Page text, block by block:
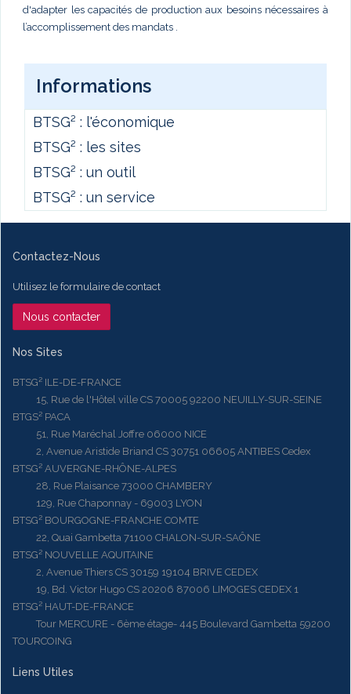
d'adapter les capacités de production aux besoins nécessaires à
l’accomplissement des mandats .
Informations
BTSG² : l'économique
BTSG² : les sites
BTSG² : un outil
BTSG² : un service
Contactez-Nous
Utilisez le formulaire de contact
Nous contacter
Nos Sites
BTSG² ILE-DE-FRANCE
15, Rue de l'Hôtel ville CS 70005 92200 NEUILLY-SUR-SEINE
BTGS² PACA
51, Rue Maréchal Joffre 06000 NICE
2, Avenue Aristide Briand CS 30751 06605 ANTIBES Cedex
BTSG² AUVERGNE-RHÔNE-ALPES
28, Rue Plaisance 73000 CHAMBERY
129, Rue Chaponnay - 69003 LYON
BTSG² BOURGOGNE-FRANCHE COMTE
22, Quai Gambetta 71100 CHALON-SUR-SAÔNE
BTSG² NOUVELLE AQUITAINE
2, Avenue Thiers CS 30159 19104 BRIVE CEDEX
19, Bd. Victor Hugo CS 20206 87006 LIMOGES CEDEX 1
BTSG² HAUT-DE-FRANCE
Tour MERCURE - 6ème étage- 445 Boulevard Gambetta 59200
TOURCOING
Liens Utiles